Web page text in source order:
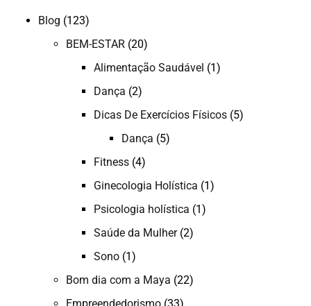
Blog (123)
BEM-ESTAR (20)
Alimentação Saudável (1)
Dança (2)
Dicas De Exercícios Físicos (5)
Dança (5)
Fitness (4)
Ginecologia Holística (1)
Psicologia holística (1)
Saúde da Mulher(2)
Sono (1)
Bom dia com a Maya (22)